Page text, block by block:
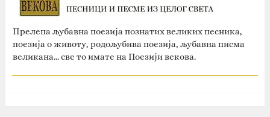
Прелепа љубавна поезија познатих великих песника,
поезија о животу, родољубива поезија, љубавна писма
великана... све то имате на Поезији векова.